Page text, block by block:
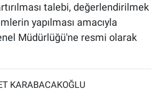
talebi, değerlendirilmek
yapılması amacıyla
Müdürlüğü'ne resmi olarak
KARABACAKOĞLU